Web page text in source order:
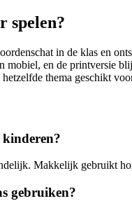
spelen?
in de klas en
mobiel, en de printversie
thema geschikt
kinderen?
Makkelijk gebruikt
gebruiken?